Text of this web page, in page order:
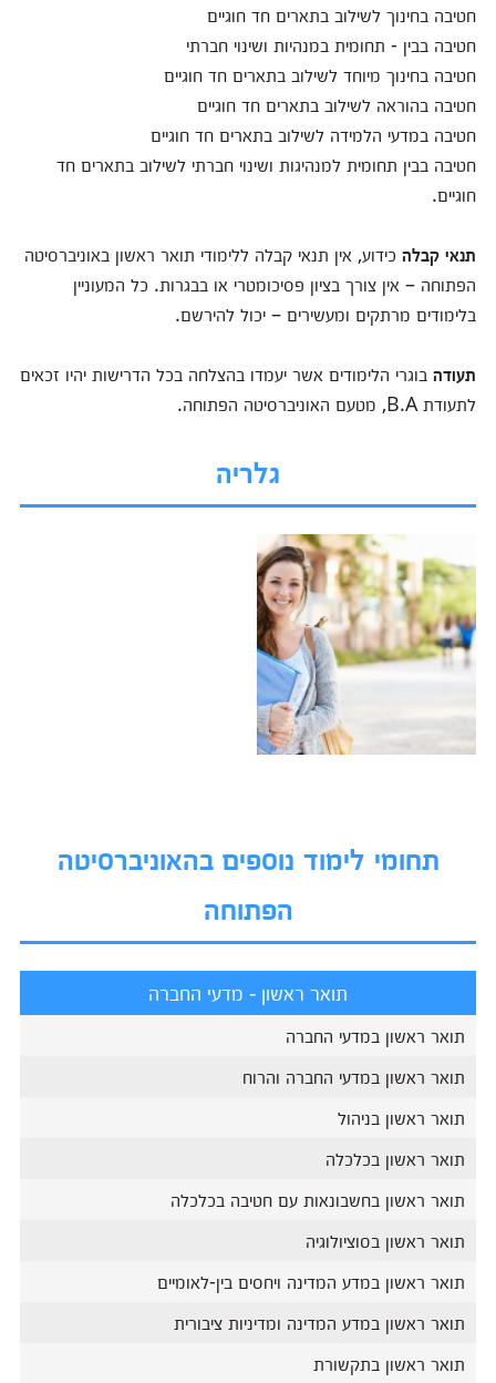
חטיבה בחינוך לשילוב בתארים חד חוגיים
חטיבה בבין - תחומית במנהיות ושינוי חברתי
חטיבה בחינוך מיוחד לשילוב בתארים חד חוגיים
חטיבה בהוראה לשילוב בתארים חד חוגיים
חטיבה במדעי הלמידה לשילוב בתארים חד חוגיים
חטיבה בבין תחומית למנהיגות ושינוי חברתי לשילוב בתארים חד
חוגיים.
תנאי קבלהכידוע, אין תנאי קבלה ללימודי תואר ראשון באוניברסיטה
הפתוחה – אין צורך בציון פסיכומטרי או בבגרות. כל המעוניין
בלימודים מרתקים ומעשירים – יכול להירשם.
תעודהבוגרי הלימודים אשר יעמדו בהצלחה בכל הדרישות יהיו זכאים
לתעודת B.A, מטעם האוניברסיטה הפתוחה.
גלריה
תחומי לימוד נוספים בהאוניברסיטה
הפתוחה
תואר ראשון - מדעי החברה
תואר ראשון במדעי החברה
תואר ראשון במדעי החברה והרוח
תואר ראשון בניהול
תואר ראשון בכלכלה
תואר ראשון בחשבונאות עם חטיבה בכלכלה
תואר ראשון בסוציולוגיה
תואר ראשון במדע המדינה ויחסים בין-לאומיים
תואר ראשון במדע המדינה ומדיניות ציבורית
תואר ראשון בתקשורת